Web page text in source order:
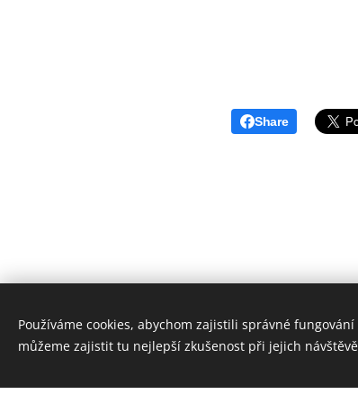
Share
Používáme cookies, abychom zajistili správné
můžeme zajistit tu nejlepší zkušenost při jejich